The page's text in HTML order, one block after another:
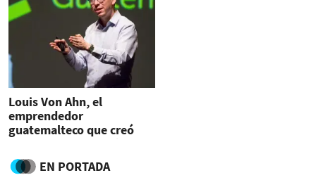
Louis Von Ahn, el
emprendedor
guatemalteco que creó
EN PORTADA